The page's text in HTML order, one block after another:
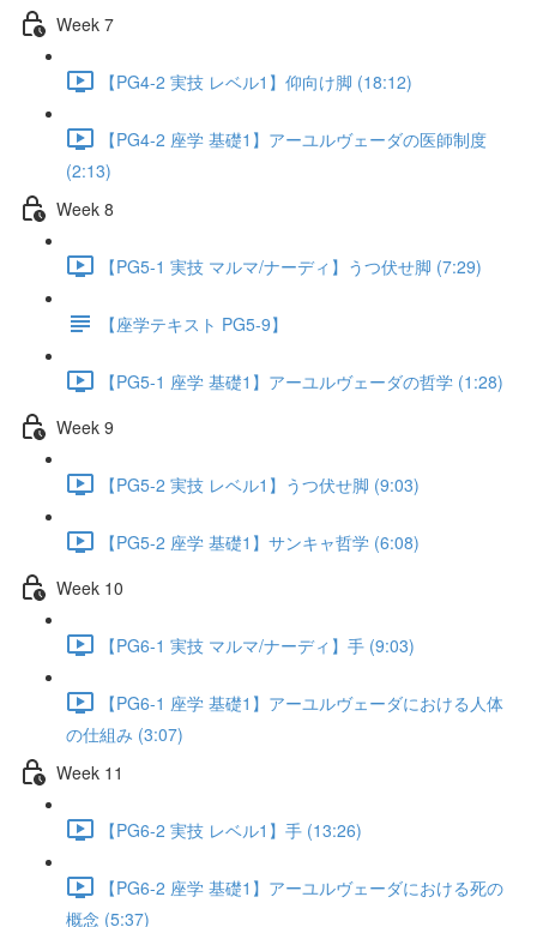
Week 7
【PG4-2 実技 レベル1】仰向け脚 (18:12)
【PG4-2 座学 基礎1】アーユルヴェーダの医師制度
(2:13)
Week 8
【PG5-1 実技 マルマ/ナーディ】うつ伏せ脚 (7:29)
【座学テキスト PG5-9】
【PG5-1 座学 基礎1】アーユルヴェーダの哲学 (1:28)
Week 9
【PG5-2 実技 レベル1】うつ伏せ脚 (9:03)
【PG5-2 座学 基礎1】サンキャ哲学 (6:08)
Week 10
【PG6-1 実技 マルマ/ナーディ】手 (9:03)
【PG6-1 座学 基礎1】アーユルヴェーダにおける人体
の仕組み (3:07)
Week 11
【PG6-2 実技 レベル1】手 (13:26)
【PG6-2 座学 基礎1】アーユルヴェーダにおける死の
概念 (5:37)